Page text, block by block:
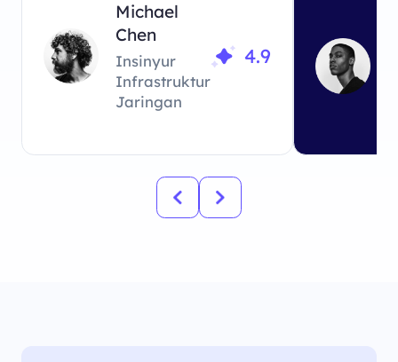
kebutuhan bisnis kami.
Michael
Chen
Insinyur
Infrastruktur
Jaringan
4.9
kami